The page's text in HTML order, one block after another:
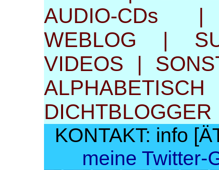
AUDIO-CDs
WEBLOG |
VIDEOS |
DICHTBLOGGER
KONTAKT: info
meine Twitter-